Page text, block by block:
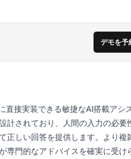
デモを予
直接実装できる敏捷なAI搭載アシ
されており、人間の入力の必要
正しい回答を提供します。より複
門的なアドバイスを確実に受け